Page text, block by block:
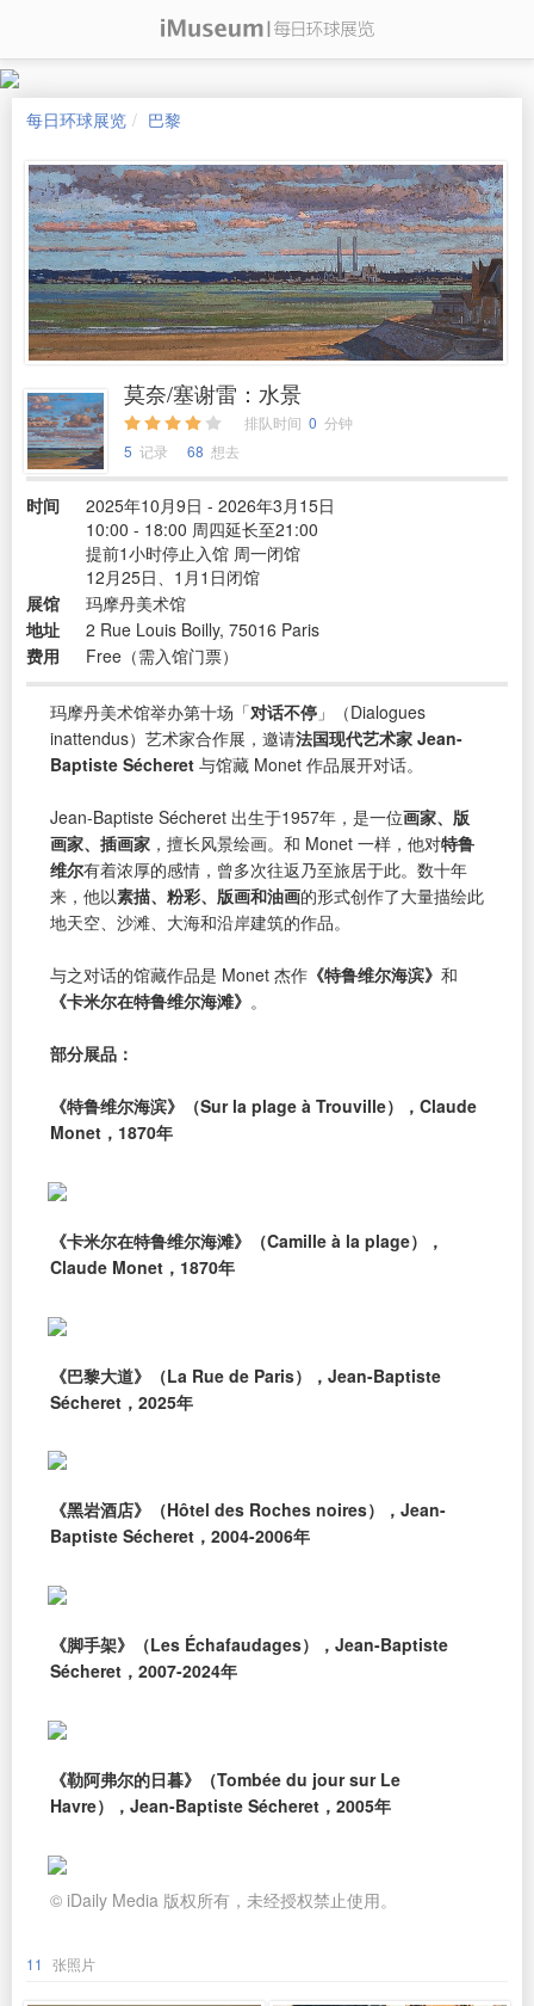
每日环球展览 巴黎
莫奈/塞谢雷：水景
排队时间 0 分钟
5 记录 68 想去
时间
2025年10月9日 - 2026年3月15日
10:00 - 18:00 周四延长至21:00
提前1小时停止入馆 周一闭馆
12月25日、1月1日闭馆
展馆
玛摩丹美术馆
地址
2 Rue Louis Boilly, 75016 Paris
费用
Free（需入馆门票）
玛摩丹美术馆举办第十场「对话不停 」（Dialogues
inattendus）艺术家合作展，邀请法国现代艺术家 Jean-
Baptiste Sécheret 与馆藏 Monet 作品展开对话。
Jean-Baptiste Sécheret 出生于1957年，是一位画家、版
画家、插画家 ，擅长风景绘画。和 Monet 一样，他对特鲁
维尔有着浓厚的感情，曾多次往返乃至旅居于此。数十年
来，他以素描、粉彩、版画和油画的形式创作了大量描绘此
地天空、沙滩、大海和沿岸建筑的作品。
与之对话的馆藏作品是 Monet 杰作 《特鲁维尔海滨》 和
《卡米尔在特鲁维尔海滩》 。
部分展品：
《特鲁维尔海滨》（Sur la plage à Trouville），Claude
Monet，1870年
《卡米尔在特鲁维尔海滩》（Camille à la plage），
Claude Monet，1870年
《巴黎大道》（La Rue de Paris），Jean-Baptiste
Sécheret，2025年
《黑岩酒店》（Hôtel des Roches noires），Jean-
Baptiste Sécheret，2004-2006年
《脚手架》（Les Échafaudages），Jean-Baptiste
Sécheret，2007-2024年
《勒阿弗尔的日暮》（Tombée du jour sur Le
Havre），Jean-Baptiste Sécheret，2005年
© iDaily Media 版权所有，未经授权禁止使用。
11 张照片